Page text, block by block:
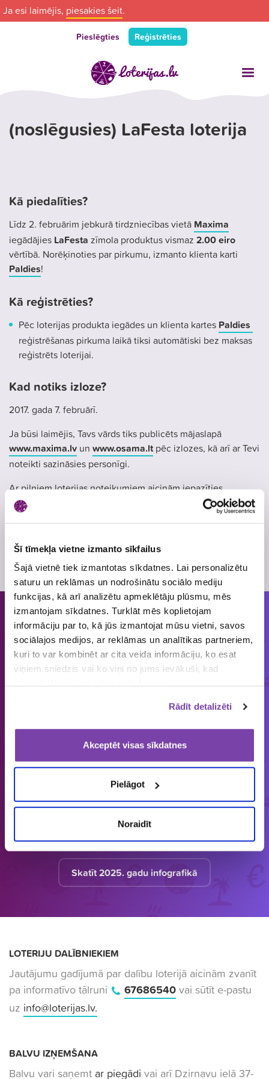
Šī tīmekļa vietne izmanto sīkfailus
Šajā vietnē tiek izmantotas sīkdatnes. Lai personalizētu
saturu un reklāmas un nodrošinātu sociālo mediju
funkcijas, kā arī analizētu apmeklētāju plūsmu, mēs
izmantojam sīkdatnes. Turklāt mēs koplietojam
informāciju par to, kā jūs izmantojat mūsu vietni, savos
sociālajos medijos, ar reklāmas un analītikas partneriem,
kuri to var kombinēt ar cita veida informāciju, ko esat
viņiem sniedzis vai ko viņi no jums ievākuši, kad
Rādīt detalizēti
Akceptēt visas sīkdatnes
Pielāgot
Noraidīt
Ja esi laimējis, piesakies šeit.
Pieslēgties Reģistrēties
(noslēgusies) LaFesta loterija
Kā piedalīties?
Līdz 2. februārim jebkurā tirdzniecības vietā Maxima
iegādājies LaFesta zīmola produktus vismaz 2.00 eiro
vērtībā. Norēķinoties par pirkumu, izmanto klienta karti
Paldies!
Kā reģistrēties?
Pēc loterijas produkta iegādes un klienta kartes Paldies
reģistrēšanas pirkuma laikā tiksi automātiski bez maksas
reģistrēts loterijai.
Kad notiks izloze?
2017. gada 7. februārī.
Ja būsi laimējis, Tavs vārds tiks publicēts mājaslapā
www.maxima.lv un www.osama.lt pēc izlozes, kā arī ar Tevi
noteikti sazināsies personīgi.
Ar pilniem loterijas noteikumiem aicinām iepazīties
mājaslapā
Skatītloterijas noteikumus
Loterijas periods 5. janvāris, 2017- 8. februāris, 2017
Cilvēkiem patīk piedalīties loterijās
un mums tās organizēt!
4 545 034
vērtas balvas
Latvijā vienīgais specializētais Loterijas.lv
loteriju portāls. Loterijas.lv sniedz unikālu
informāciju bāzi par aktuālo loteriju
apkopojumu tirgū.
Skatīt 2025. gadu infografikā
LOTERIJU DALĪBNIEKIEM
Jautājumu gadījumā par dalību loterijā aicinām zvanīt
pa informatīvo tālruni
67686540vai sūtīt e-pastu
uz info@loterijas.lv.
BALVU IZŅEMŠANA
Balvu vari saņemt ar piegādi vai arī Dzirnavu ielā 37-